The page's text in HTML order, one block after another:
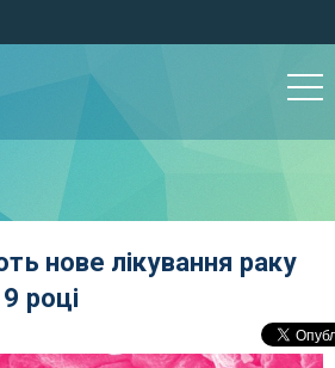
нове лікування раку
році